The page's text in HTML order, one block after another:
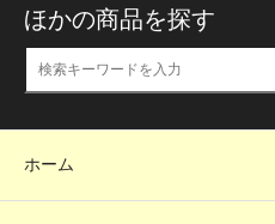
ほかの商品を探す
ホーム